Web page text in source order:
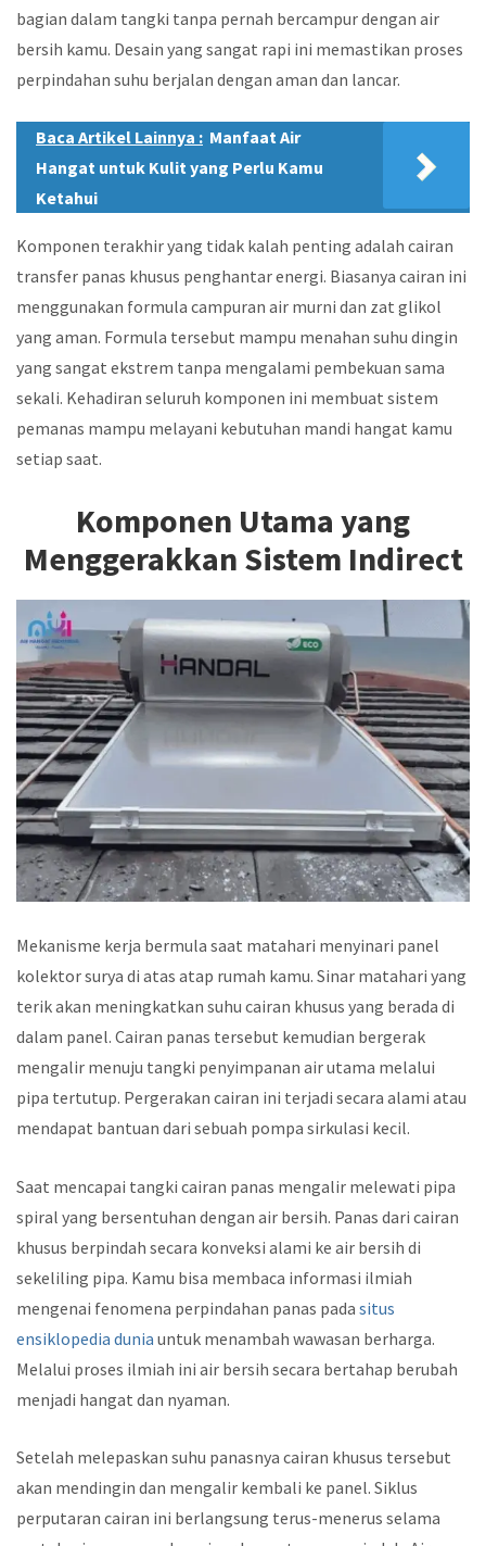
bagian dalam tangki tanpa pernah bercampur dengan air
bersih kamu. Desain yang sangat rapi ini memastikan proses
perpindahan suhu berjalan dengan aman dan lancar.
Baca Artikel Lainnya : Manfaat Air
Hangat untuk Kulit yang Perlu Kamu
Ketahui
Komponen terakhir yang tidak kalah penting adalah cairan
transfer panas khusus penghantar energi. Biasanya cairan ini
menggunakan formula campuran air murni dan zat glikol
yang aman. Formula tersebut mampu menahan suhu dingin
yang sangat ekstrem tanpa mengalami pembekuan sama
sekali. Kehadiran seluruh komponen ini membuat sistem
pemanas mampu melayani kebutuhan mandi hangat kamu
setiap saat.
Komponen Utama yang
Menggerakkan Sistem Indirect
Mekanisme kerja bermula saat matahari menyinari panel
kolektor surya di atas atap rumah kamu. Sinar matahari yang
terik akan meningkatkan suhu cairan khusus yang berada di
dalam panel. Cairan panas tersebut kemudian bergerak
mengalir menuju tangki penyimpanan air utama melalui
pipa tertutup. Pergerakan cairan ini terjadi secara alami atau
mendapat bantuan dari sebuah pompa sirkulasi kecil.
Saat mencapai tangki cairan panas mengalir melewati pipa
spiral yang bersentuhan dengan air bersih. Panas dari cairan
khusus berpindah secara konveksi alami ke air bersih di
sekeliling pipa. Kamu bisa membaca informasi ilmiah
mengenai fenomena perpindahan panas pada situs
ensiklopedia dunia untuk menambah wawasan berharga.
Melalui proses ilmiah ini air bersih secara bertahap berubah
menjadi hangat dan nyaman.
Setelah melepaskan suhu panasnya cairan khusus tersebut
akan mendingin dan mengalir kembali ke panel. Siklus
perputaran cairan ini berlangsung terus-menerus selama